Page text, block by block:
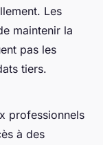
Les
maintenir la
pas les
tiers.
professionnels
à des